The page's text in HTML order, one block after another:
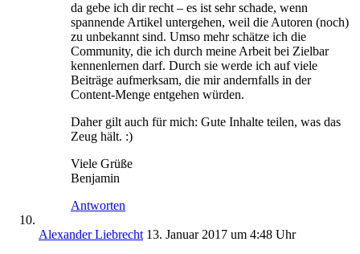
da gebe ich dir recht – es ist sehr schade, wenn
spannende Artikel untergehen, weil die Autoren (noch)
zu unbekannt sind. Umso mehr schätze ich die
Community, die ich durch meine Arbeit bei Zielbar
kennenlernen darf. Durch sie werde ich auf viele
Beiträge aufmerksam, die mir andernfalls in der
Content-Menge entgehen würden.
Daher gilt auch für mich: Gute Inhalte teilen, was das
Zeug hält. :)
Viele Grüße
Benjamin
Antworten
Alexander Liebrecht 13. Januar 2017 um 4:48 Uhr